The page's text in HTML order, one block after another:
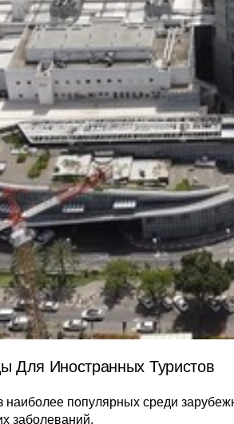
Для Иностранных Туристов
популярных среди
заболеваний.